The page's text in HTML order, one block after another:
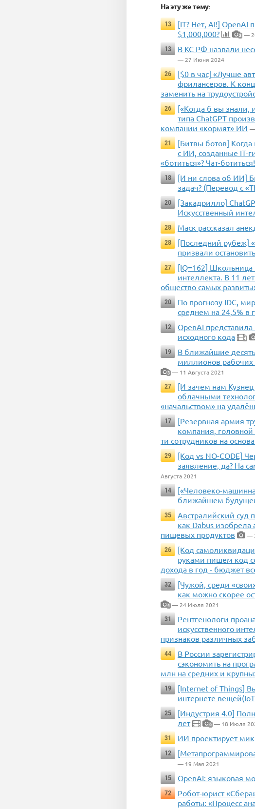
На эту же тему:
13
[IT? Нет, AI!] OpenAI
$1,000,000?
3 —
13
В КС РФ назвали
— 27 Июня 2024
26
[$0 в час] «Лучше
фрилансеров. К
заменить на
26
[«Когда б вы знали,
типа ChatGPT
компании «кормят» ИИ —
21
[Битвы ботов] Когда
с ИИ, созданные IT-
«ботиться»? Чат-ботиться!
18
[И ни слова об ИИ]
задач? (Перевод с
20
[Закадрилло]
Искусственный
28
Маск рассказал
28
[Последний рубеж]
призвали
27
[IQ=162] Школьница
интеллекта. В 11
общество самых
20
По прогнозу IDC,
среднем на 24,5% в
12
OpenAI
исходного кода
4
19
В ближайшие
миллионов рабочих
3 — 11 Августа 2021
27
[И зачем нам
облачными
«начальством» на
17
[Резервная армия
компания,
ти сотрудников на
29
[Код vs NO-CODE]
заявление, да? На
Августа 2021
14
[«Человеко-
ближайшем будущем
35
Австралийский суд
как Dabus
пищевых продуктов
—
26
[Код
руками пишем код
дохода в год - бюджет
32
[Чужой, среди
как можно скорее
4 — 24 Июля 2021
31
Рентгенологи
искусственного
признаков различных
44
В России
сэкономить на
млн на средних и
19
[Internet of Things]
интернете
25
[Индустрия 4.0]
лет
6 — 18 Июля
31
ИИ проектирует
12
— 19 Мая 2021
15
OpenAI: языковая
72
Робот-юрист
работы: «Процесс